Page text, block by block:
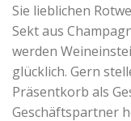
Sie lieblichen
Sekt aus
werden
glücklich. Gern
Präsentkorb als
Geschäftspartner